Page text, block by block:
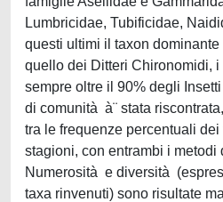
Lumbricidae, Tubificidae,
questi ultimi il taxon dominante
quello dei Ditteri Chironomidi,
sempre oltre il 90% degli
di comunità à¨ stata
tra le frequenze percentuali
stagioni, con entrambi i metodi
Numerosità e diversità
taxa rinvenuti) sono risultate